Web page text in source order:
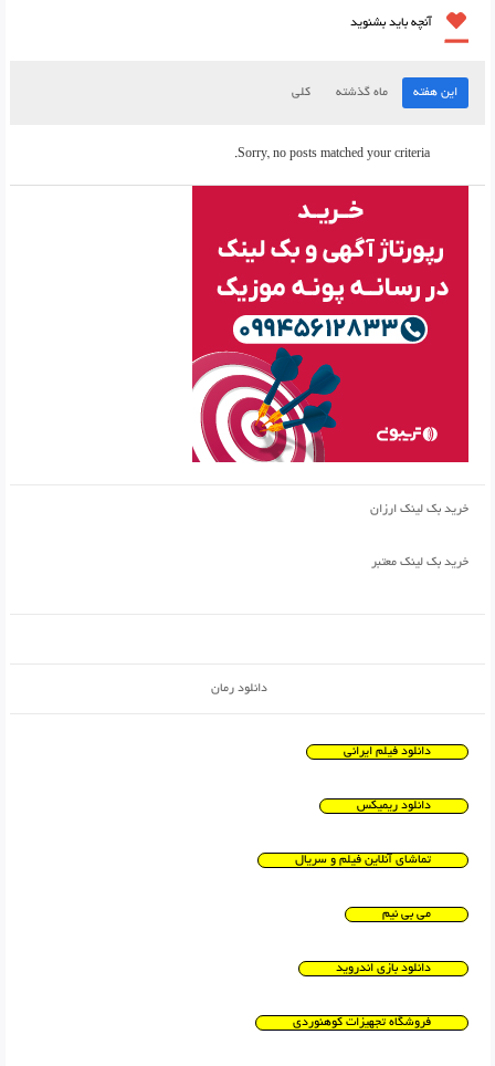
آنچه باید بشنوید
این هفته ماه گذشته کلی
Sorry, no posts matched your criteria.
خرید بک لینک ارزان
خرید بک لینک معتبر
دانلود رمان
دانلود فیلم ایرانی
دانلود ریمیکس
تماشای آنلاین فیلم و سریال
می بی نیم
دانلود بازی اندروید
فروشگاه تجهیزات کوهنوردی